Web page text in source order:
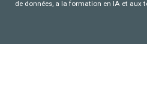
de données, a la formation en IA et aux